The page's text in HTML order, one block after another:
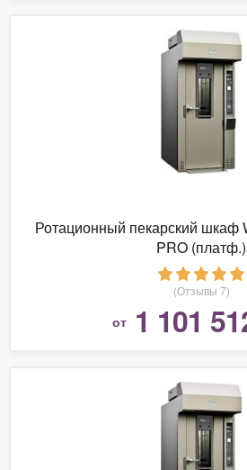
Ротационный пекарский шкаф
PRO (платф.)
(Отзывы 7)
от 1 101